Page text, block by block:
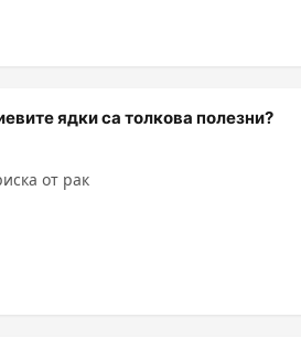
ядки са толкова полезни?
от рак